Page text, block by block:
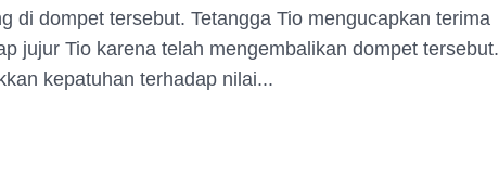
di dompet tersebut. Tetangga Tio mengucapkan terima
jujur Tio karena telah mengembalikan dompet tersebut.
kepatuhan terhadap nilai...